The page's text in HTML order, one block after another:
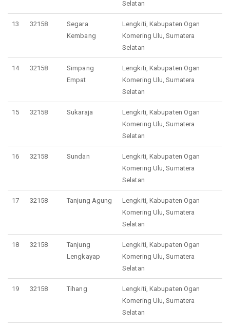
Selatan
13 32158
Segara
Kembang
Lengkiti, Kabupaten Ogan
Komering Ulu, Sumatera
Selatan
14 32158
Simpang
Empat
Lengkiti, Kabupaten Ogan
Komering Ulu, Sumatera
Selatan
15 32158 Sukaraja
Lengkiti, Kabupaten Ogan
Komering Ulu, Sumatera
Selatan
16 32158 Sundan
Lengkiti, Kabupaten Ogan
Komering Ulu, Sumatera
Selatan
17 32158 Tanjung Agung
Lengkiti, Kabupaten Ogan
Komering Ulu, Sumatera
Selatan
18 32158
Tanjung
Lengkayap
Lengkiti, Kabupaten Ogan
Komering Ulu, Sumatera
Selatan
19 32158 Tihang
Lengkiti, Kabupaten Ogan
Komering Ulu, Sumatera
Selatan